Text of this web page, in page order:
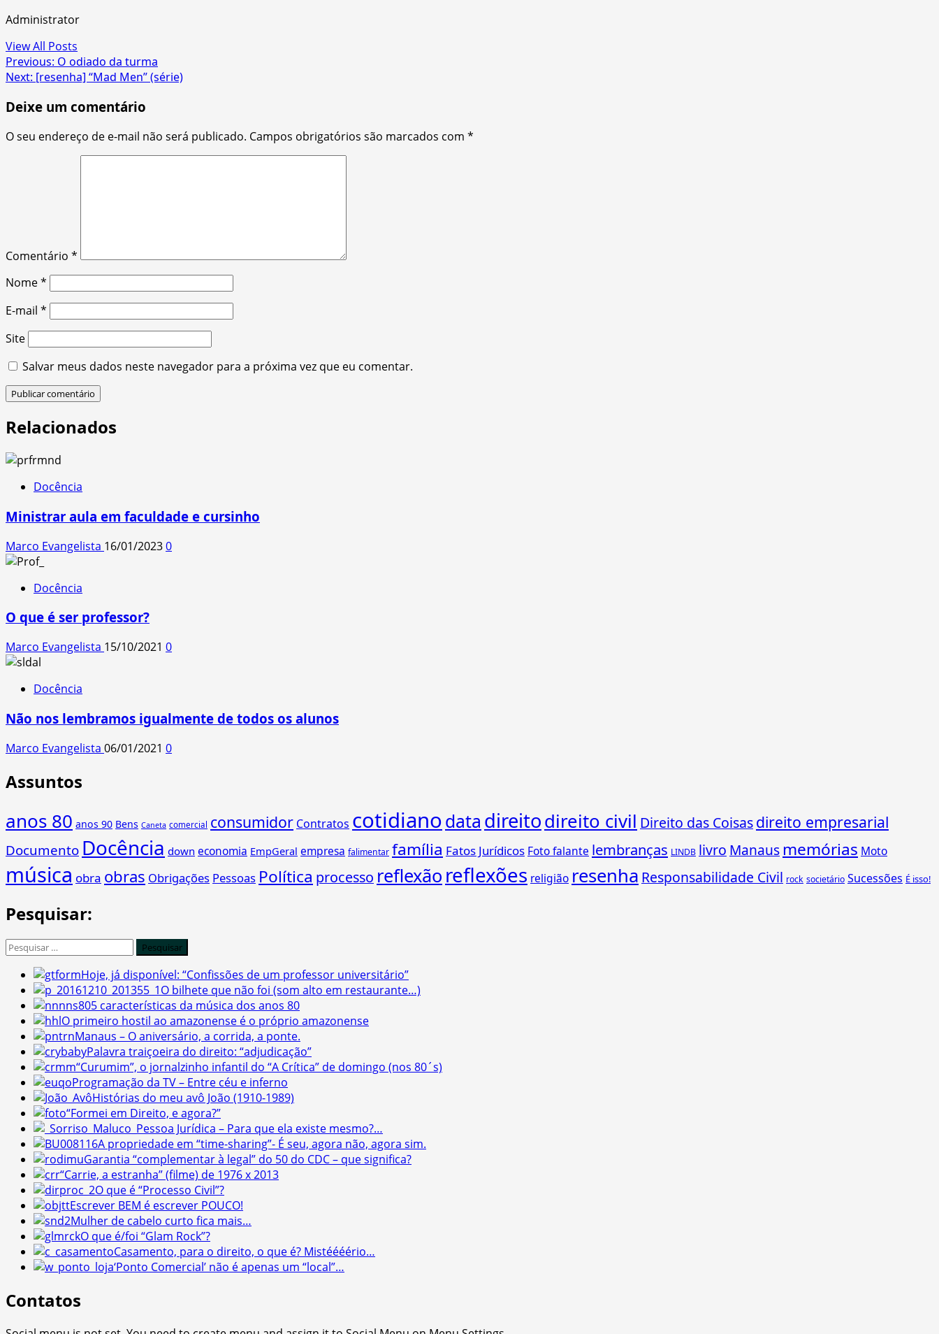
Administrator
View All Posts
Post
navigation
Previous: O odiado da turma
Next: [resenha] “Mad Men” (série)
Deixe um comentário
O seu endereço de e-mail não será publicado. Campos obrigatórios são marcados com *
Comentário *
Nome*
E-mail *
Site
Salvar meus dados neste navegador para a próxima vez que eu comentar.
Relacionados
Docência
Ministrar aula em faculdade e cursinho
Marco Evangelista 16/01/20230
Docência
O que é ser professor?
Marco Evangelista 15/10/2021 0
Docência
Não nos lembramos igualmente de todos os alunos
Marco Evangelista 06/01/2021 0
Assuntos
anos 80 anos 90 Bens Caneta comercial consumidor Contratos cotidianodata direitodireito civil Direito das Coisasdireito empresarial
Documento Docência down economia EmpGeral empresa falimentar família Fatos Jurídicos Foto falante lembranças LINDB livro Manaus memórias Moto
música obra obras Obrigações Pessoas Política processo reflexão reflexões religião resenha Responsabilidade Civil rock societário Sucessões É isso!
Pesquisar:
Pesquisar
Hoje, já disponível: “Confissões de um professor universitário”
O bilhete que não foi (som alto em restaurante…)
5 características da música dos anos 80
O primeiro hostil ao amazonense é o próprio amazonense
Manaus – O aniversário, a corrida, a ponte.
Palavra traiçoeira do direito: “adjudicação”
“Curumim”, o jornalzinho infantil do “A Crítica” de domingo (nos 80´s)
Programação da TV – Entre céu e inferno
Histórias do meu avô João (1910-1989)
“Formei em Direito, e agora?”
Pessoa Jurídica – Para que ela existe mesmo?…
A propriedade em “time-sharing”- É seu, agora não, agora sim.
Garantia “complementar à legal” do 50 do CDC – que significa?
“Carrie, a estranha” (filme) de 1976 x 2013
O que é “Processo Civil”?
Escrever BEM é escrever POUCO!
Mulher de cabelo curto fica mais…
O que é/foi “Glam Rock”?
Casamento, para o direito, o que é? Mistéééério…
‘Ponto Comercial’ não é apenas um “local”…
Contatos